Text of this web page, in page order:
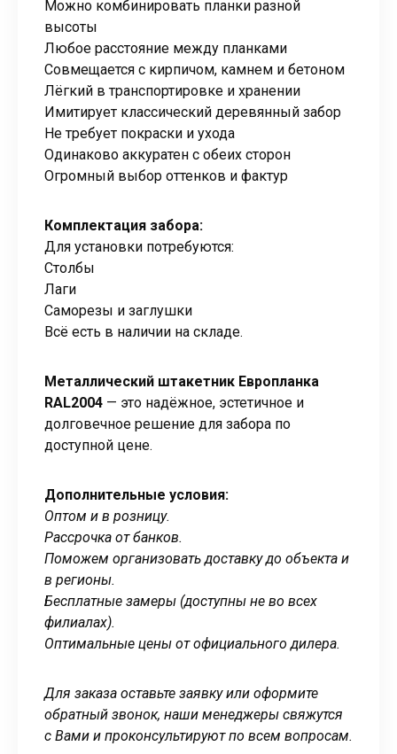
Можно комбинировать планки разной
высоты
Любое расстояние между планками
Совмещается с кирпичом, камнем и бетоном
Лёгкий в транспортировке и хранении
Имитирует классический деревянный забор
Не требует покраски и ухода
Одинаково аккуратен с обеих сторон
Огромный выбор оттенков и фактур
Комплектация забора:
Для установки потребуются:
Столбы
Лаги
Саморезы и заглушки
Всё есть в наличии на складе.
Металлический штакетник Европланка
RAL2004 — это надёжное, эстетичное и
долговечное решение для забора по
доступной цене.
Дополнительные условия:
Оптом и в розницу.
Рассрочка от банков.
Поможем организовать доставку до объекта и
в регионы.
Бесплатные замеры (доступны не во всех
филиалах).
Оптимальные цены от официального дилера.
Для заказа оставьте заявку или оформите
обратный звонок, наши менеджеры свяжутся
с Вами и проконсультируют по всем вопросам.